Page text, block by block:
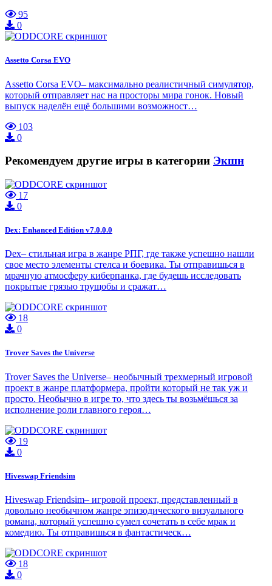
95
0
Assetto Corsa EVO
Assetto Corsa EVO– максимально реалистичный симулятор,
который отправляет нас на просторы мира гонок. Новый
выпуск наделён ещё большими возможност…
103
0
Рекомендуем другие игры в категории Экшн
17
0
Dex: Enhanced Edition v7.0.0.0
Dex– стильная игра в жанре РПГ, где также успешно нашли
свое место элементы стелса и боевика. Ты отправишься в
мрачную атмосферу киберпанка, где будешь исследовать
покрытые грязью трущобы и сражат…
18
0
Trover Saves the Universe
Trover Saves the Universe– необычный трехмерный игровой
проект в жанре платформера, пройти который не так уж и
просто. Необычно в игре то, что здесь ты возьмёшься за
исполнение роли главного героя…
19
0
Hiveswap Friendsim
Hiveswap Friendsim– игровой проект, представленный в
довольно необычном жанре эпизодического визуального
романа, который успешно сумел сочетать в себе мрак и
комедию. Ты отправишься в фантастическ…
18
0